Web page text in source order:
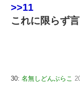
>>11
これに限らず
30: 名無しどんぶらこ